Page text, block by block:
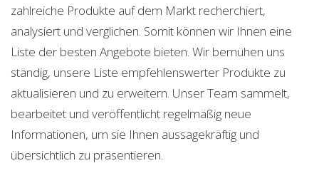
zahlreiche Produkte auf dem Markt recherchiert,
analysiert und verglichen. Somit können wir Ihnen eine
Liste der besten Angebote bieten. Wir bemühen uns
ständig, unsere Liste empfehlenswerter Produkte zu
aktualisieren und zu erweitern. Unser Team sammelt,
bearbeitet und veröffentlicht regelmäßig neue
Informationen, um sie Ihnen aussagekräftig und
übersichtlich zu präsentieren.